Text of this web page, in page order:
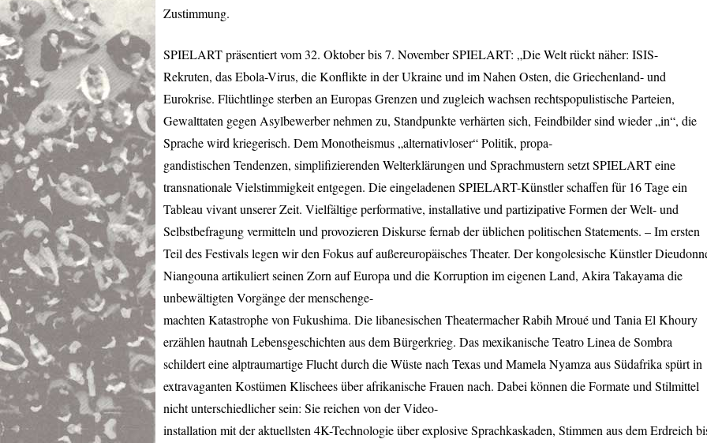
Zustimmung.
SPIELARTpräsentiert vom 32. Oktober bis 7. NovemberSPIELART: „Die Welt rückt näher: ISIS-
Rekruten, das Ebola-Virus, die Konflikte in der Ukraine und im Nahen Osten, die Griechenland- und
Eurokrise. Flüchtlinge sterben an Europas Grenzen und zugleich wachsen rechtspopulistische Parteien,
Gewalttaten gegen Asylbewerber nehmen zu, Standpunkte verhärten sich, Feindbilder sind wieder „in“, die
Sprache wird kriegerisch. Dem Monotheismus „alternativloser“ Politik, propa-
gandistischen Tendenzen, simplifizierenden Welterklärungen und Sprachmustern setztSPIELARTeine
transnationale Vielstimmigkeit entgegen. Die eingeladenen SPIELART-Künstler schaffen für 16 Tage ein
Tableau vivant unserer Zeit. Vielfältige performative, installative und partizipative Formen der Welt- und
Selbstbefragung vermitteln und provozieren Diskurse fernab der üblichen politischen Statements. – Im ersten
Teil des Festivals legen wir den Fokus auf außereuropäisches Theater. Der kongolesische Künstler
Niangouna artikuliert seinen Zorn auf Europa und die Korruption im eigenen Land, Akira Takayama die
unbewältigten Vorgänge der menschenge-
machten Katastrophe von Fukushima. Die libanesischen Theatermacher Rabih Mroué und Tania El Khoury
erzählen hautnah Lebensgeschichten aus dem Bürgerkrieg. Das mexikanische Teatro Linea de Sombra
schildert eine alptraumartige Flucht durch die Wüste nach Texas und Mamela Nyamza aus Südafrika spürt in
extravaganten Kostümen Klischees über afrikanische Frauen nach. Dabei können die Formate und Stilmittel
nicht unterschiedlicher sein: Sie reichen von der Video-
installation mit der aktuellsten 4K-Technologie über explosive Sprachkaskaden, Stimmen aus dem Erdreich